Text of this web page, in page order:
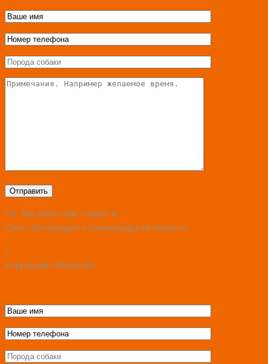
P.S. Мы работаем только в
Санкт-Петербурге и Ленинградской области
×
Коррекция поведения